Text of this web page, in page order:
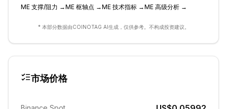
ME 支撑/阻力 →ME 枢轴点 →ME 技术指标 →ME 高级分析 →
* 本部分数据由COINOTAG AI生成，仅供参考。不构成投资建议。
市场价格